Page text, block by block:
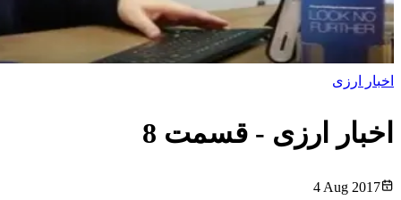
اخبار ارزی
اخبار ارزی - قسمت 8
4 Aug 2017